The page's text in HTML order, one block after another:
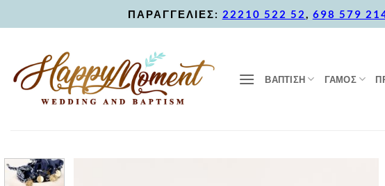
to
ΠΑΡΑΓΓΕΛΙΕΣ: 22210 522 52, 698 579
ΒΑΠΤΙΣΗ ΓΑΜΟΣ